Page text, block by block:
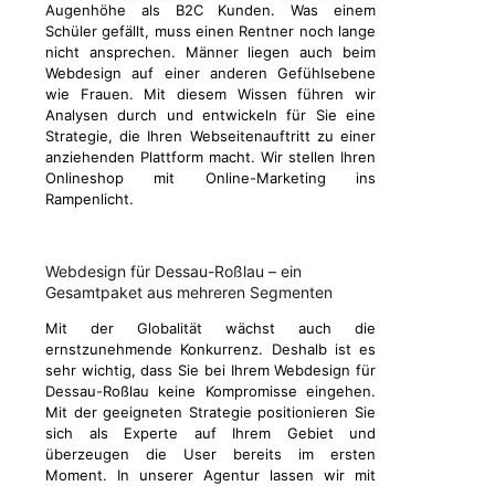
Augenhöhe als B2C Kunden. Was einem
Schüler gefällt, muss einen Rentner noch lange
nicht ansprechen. Männer liegen auch beim
Webdesign auf einer anderen Gefühlsebene
wie Frauen. Mit diesem Wissen führen wir
Analysen durch und entwickeln für Sie eine
Strategie, die Ihren Webseitenauftritt zu einer
anziehenden Plattform macht. Wir stellen Ihren
Onlineshop mit Online-Marketing ins
Rampenlicht.
Webdesign für Dessau-Roßlau – ein
Gesamtpaket aus mehreren Segmenten
Mit der Globalität wächst auch die
ernstzunehmende Konkurrenz. Deshalb ist es
sehr wichtig, dass Sie bei Ihrem Webdesign für
Dessau-Roßlau keine Kompromisse eingehen.
Mit der geeigneten Strategie positionieren Sie
sich als Experte auf Ihrem Gebiet und
überzeugen die User bereits im ersten
Moment. In unserer Agentur lassen wir mit